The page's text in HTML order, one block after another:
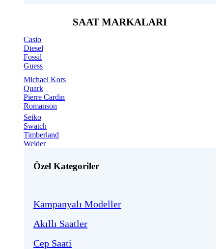
SAAT MARKALARI
Casio
Diesel
Fossil
Guess
Michael Kors
Quark
Pierre Cardin
Romanson
Seiko
Swatch
Timberland
Welder
Özel Kategoriler
Kampanyalı Modeller
Akıllı Saatler
Cep Saati